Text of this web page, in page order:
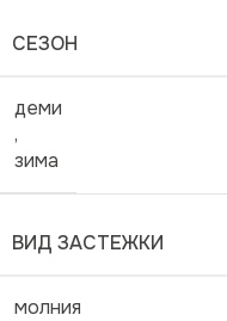
СЕЗОН
деми
,
зима
ВИД ЗАСТЕЖКИ
молния